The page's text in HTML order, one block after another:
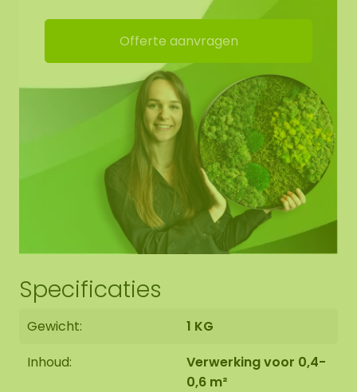
het paneel aanbrengen. Zorg ervoor dat er op de
onderzijde van het mos voldoende lijm zit, duw het
mos met de zijkanten tegen elkaar. Druk het mos
vervolgens goed aan om zeker te zijn van een
goede lijmoverdracht. Het duurt 24 uur voordat
het mos helemaal is opgedroogd, volledige
uitharding na 72 uur. Dan heeft het mos zijn
eindsterkte heeft bereikt (op basis van +20°C en
Verwijder natte lijmresten direct met lauw of
Offerte aanvragen
Specificaties
Gewicht:
1 KG
Inhoud:
Verwerking voor 0,4-
0,6 m²